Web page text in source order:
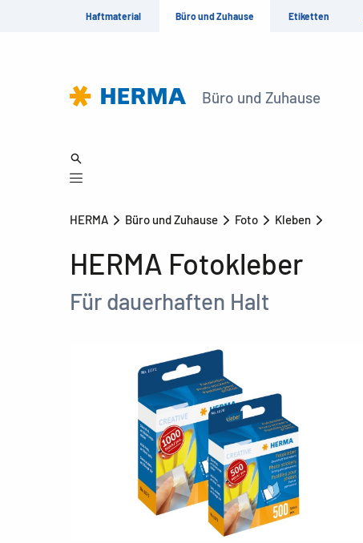
Haftmaterial Büro und Zuhause Etiketten
Büro und Zuhause
HERMA Büro und Zuhause Foto Kleben
HERMA Fotokleber
Für dauerhaften Halt